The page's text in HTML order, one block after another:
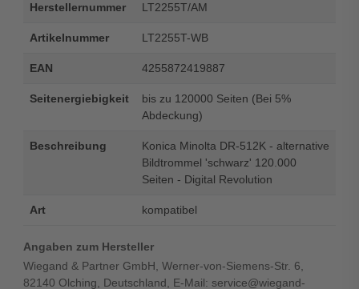
Herstellernummer LT2255T/AM
Artikelnummer LT2255T-WB
EAN 4255872419887
Seitenergiebigkeit
bis zu 120000 Seiten (Bei 5%
Abdeckung)
Beschreibung
Konica Minolta DR-512K - alternative
Bildtrommel 'schwarz' 120.000
Seiten - Digital Revolution
Art kompatibel
Angaben zum Hersteller
Wiegand & Partner GmbH, Werner-von-Siemens-Str. 6,
82140 Olching, Deutschland, E-Mail: service@wiegand-